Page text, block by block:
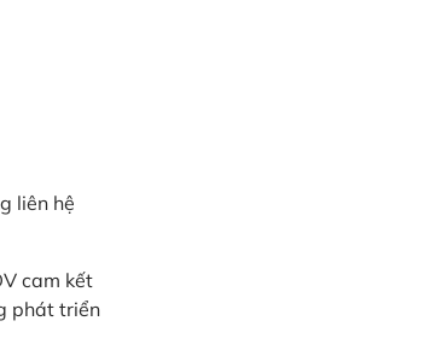
liên hệ
cam kết
phát triển